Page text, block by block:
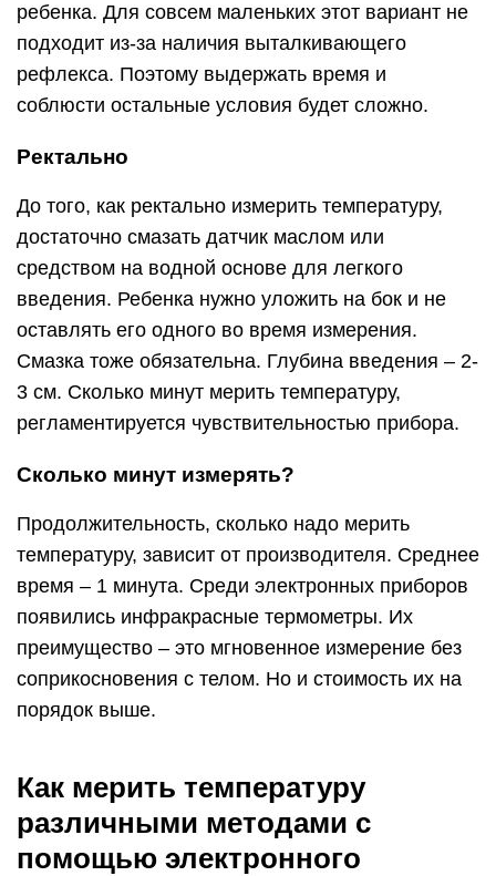
ребенка. Для совсем маленьких этот вариант не
подходит из-за наличия выталкивающего
рефлекса. Поэтому выдержать время и
соблюсти остальные условия будет сложно.
Ректально
До того, как ректально измерить температуру,
достаточно смазать датчик маслом или
средством на водной основе для легкого
введения. Ребенка нужно уложить на бок и не
оставлять его одного во время измерения.
Смазка тоже обязательна. Глубина введения – 2-
3 см. Сколько минут мерить температуру,
регламентируется чувствительностью прибора.
Сколько минут измерять?
Продолжительность, сколько надо мерить
температуру, зависит от производителя. Среднее
время – 1 минута. Среди электронных приборов
появились инфракрасные термометры. Их
преимущество – это мгновенное измерение без
соприкосновения с телом. Но и стоимость их на
порядок выше.
Как мерить температуру
различными методами с
помощью электронного